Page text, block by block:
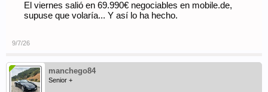
El viernes salió en 69.990€ negociables en mobile.de,
supuse que volaría... Y así lo ha hecho.
9/7/26
manchego84
Senior +